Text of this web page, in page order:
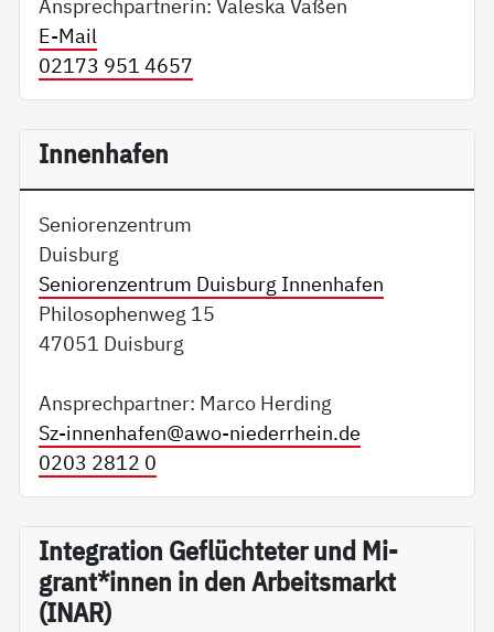
Ansprechpartnerin: Valeska Vaßen
E-Mail
02173 951 4657
Innenhafen
Seniorenzentrum
Duisburg
Seniorenzentrum Duisburg Innenhafen
Philosophenweg 15
47051 Duisburg
Ansprechpartner: Marco Herding
Sz-innenhafen@awo-niederrhein.de
0203 2812 0
In­te­g­ra­ti­on Ge­flüch­te­ter und Mi­
grant*in­nen in den Ar­beits­markt
(INAR)